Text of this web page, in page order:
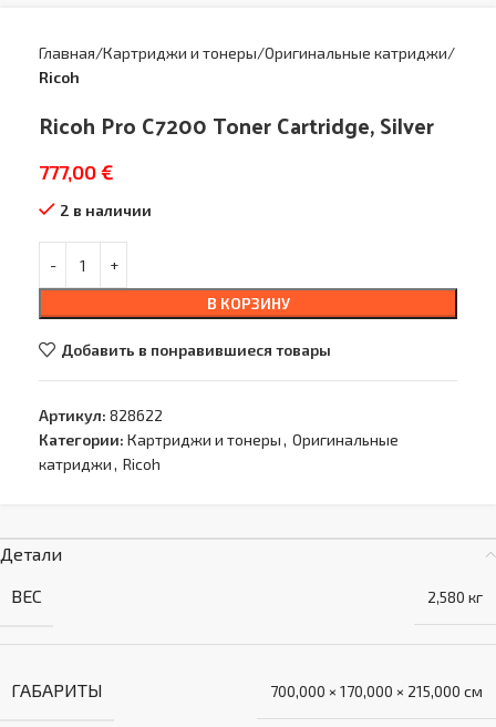
Главная Картриджи и тонеры Оригинальные катриджи
Ricoh
Ricoh Pro C7200 Toner Cartridge, Silver
777,00€
2 в наличии
В КОРЗИНУ
Добавить в понравившиеся товары
Артикул: 828622
Категории: Картриджи и тонеры, Оригинальные
катриджи, Ricoh
Детали
ВЕС
2,580 кг
ГАБАРИТЫ 700,000 × 170,000 × 215,000 см